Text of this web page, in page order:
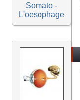
Somato -
L'oesophage